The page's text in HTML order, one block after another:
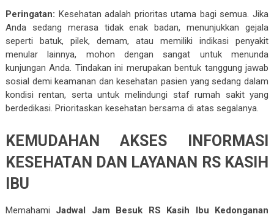
Peringatan: Kesehatan adalah prioritas utama bagi semua. Jika
Anda sedang merasa tidak enak badan, menunjukkan gejala
seperti batuk, pilek, demam, atau memiliki indikasi penyakit
menular lainnya, mohon dengan sangat untuk menunda
kunjungan Anda. Tindakan ini merupakan bentuk tanggung jawab
sosial demi keamanan dan kesehatan pasien yang sedang dalam
kondisi rentan, serta untuk melindungi staf rumah sakit yang
berdedikasi. Prioritaskan kesehatan bersama di atas segalanya.
KEMUDAHAN AKSES INFORMASI
KESEHATAN DAN LAYANAN RS KASIH
IBU
Memahami Jadwal Jam Besuk RS Kasih Ibu Kedonganan